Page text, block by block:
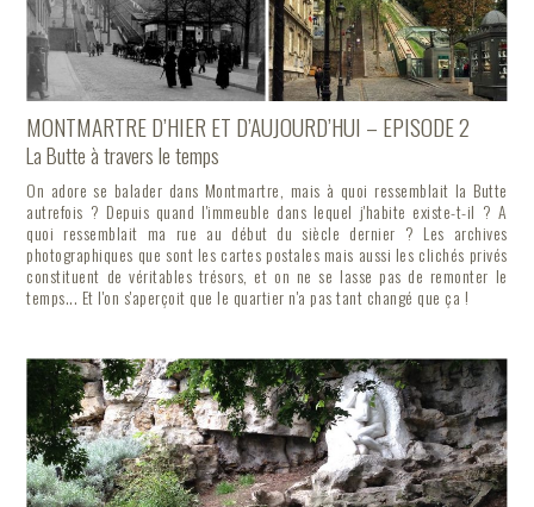
MONTMARTRE D’HIER ET D’AUJOURD’HUI – EPISODE 2
La Butte à travers le temps
On adore se balader dans Montmartre, mais à quoi ressemblait la Butte
autrefois ? Depuis quand l'immeuble dans lequel j'habite existe-t-il ? A
quoi ressemblait ma rue au début du siècle dernier ? Les archives
photographiques que sont les cartes postales mais aussi les clichés privés
constituent de véritables trésors, et on ne se lasse pas de remonter le
temps... Et l'on s'aperçoit que le quartier n'a pas tant changé que ça !